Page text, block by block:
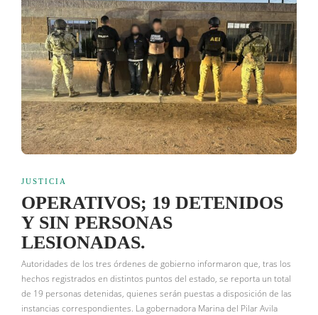
JUSTICIA
OPERATIVOS; 19 DETENIDOS
Y SIN PERSONAS
LESIONADAS.
Autoridades de los tres órdenes de gobierno informaron que, tras los
hechos registrados en distintos puntos del estado, se reporta un total
de 19 personas detenidas, quienes serán puestas a disposición de las
instancias correspondientes. La gobernadora Marina del Pilar Avila